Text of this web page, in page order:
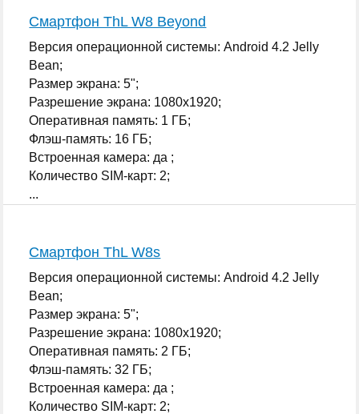
Смартфон ThL W8 Beyond
Версия операционной системы: Android 4.2 Jelly
Bean;
Размер экрана: 5";
Разрешение экрана: 1080x1920;
Оперативная память: 1 ГБ;
Флэш-память: 16 ГБ;
Встроенная камера: да ;
Количество SIM-карт: 2;
...
Смартфон ThL W8s
Версия операционной системы: Android 4.2 Jelly
Bean;
Размер экрана: 5";
Разрешение экрана: 1080x1920;
Оперативная память: 2 ГБ;
Флэш-память: 32 ГБ;
Встроенная камера: да ;
Количество SIM-карт: 2;